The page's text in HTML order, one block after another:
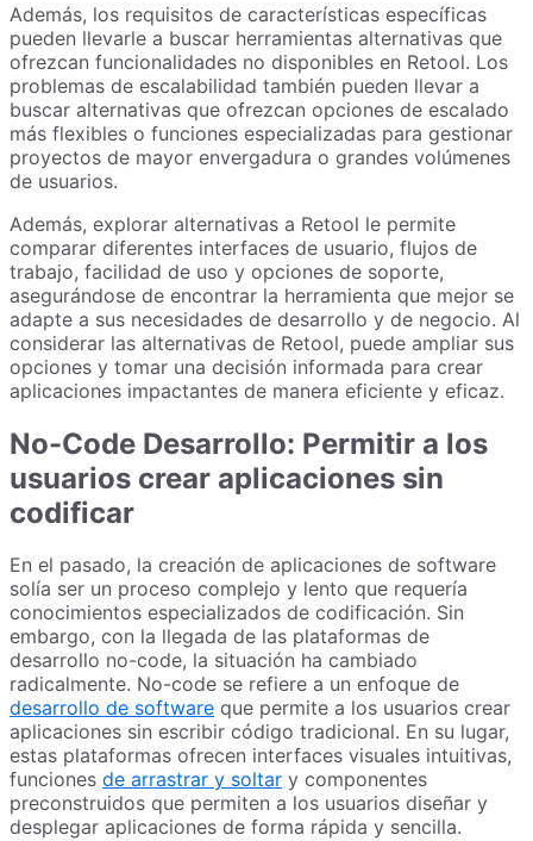
Además, los requisitos de características específicas
pueden llevarle a buscar herramientas alternativas que
ofrezcan funcionalidades no disponibles en Retool. Los
problemas de escalabilidad también pueden llevar a
buscar alternativas que ofrezcan opciones de escalado
más flexibles o funciones especializadas para gestionar
proyectos de mayor envergadura o grandes volúmenes
de usuarios.
Además, explorar alternativas a Retool le permite
comparar diferentes interfaces de usuario, flujos de
trabajo, facilidad de uso y opciones de soporte,
asegurándose de encontrar la herramienta que mejor se
adapte a sus necesidades de desarrollo y de negocio. Al
considerar las alternativas de Retool, puede ampliar sus
opciones y tomar una decisión informada para crear
aplicaciones impactantes de manera eficiente y eficaz.
No-Code Desarrollo: Permitir a los
usuarios crear aplicaciones sin
codificar
En el pasado, la creación de aplicaciones de software
solía ser un proceso complejo y lento que requería
conocimientos especializados de codificación. Sin
embargo, con la llegada de las plataformas de
desarrollo no-code, la situación ha cambiado
radicalmente. No-code se refiere a un enfoque de
desarrollo de software que permite a los usuarios crear
aplicaciones sin escribir código tradicional. En su lugar,
estas plataformas ofrecen interfaces visuales intuitivas,
funciones de arrastrar y soltar y componentes
preconstruidos que permiten a los usuarios diseñar y
desplegar aplicaciones de forma rápida y sencilla.